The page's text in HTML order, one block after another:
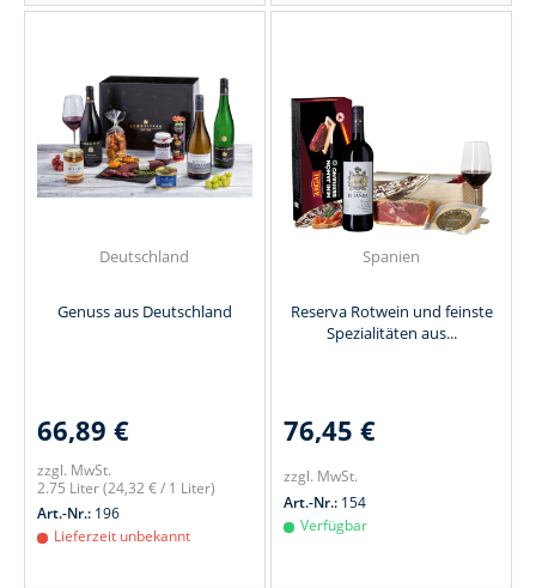
Deutschland
Genuss aus Deutschland
66,89 €
zzgl. MwSt.
2.75 Liter(24,32 € / 1 Liter)
Art.-Nr.: 196
Lieferzeit unbekannt
Spanien
Reserva Rotwein und feinste
Spezialitäten aus...
76,45 €
zzgl. MwSt.
Art.-Nr.: 154
Verfügbar